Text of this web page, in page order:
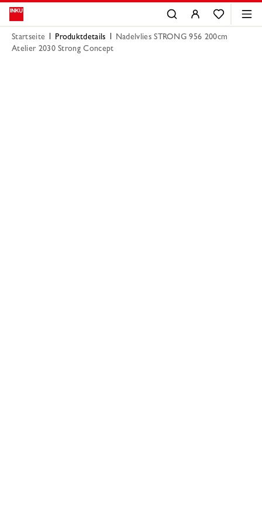
Startseite Produktdetails
Nadelvlies STRONG 956 200cm
Atelier 2030 Strong Concept